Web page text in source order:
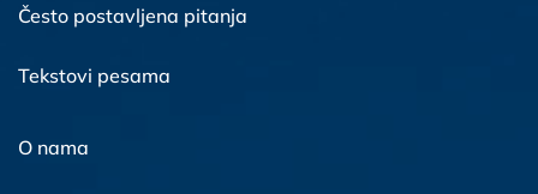
Često postavljena pitanja
Tekstovi pesama
O nama